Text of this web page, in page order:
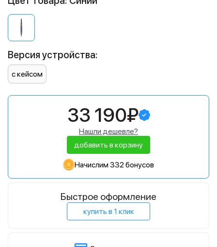
Версия устройства:
с кейсом
33 190₽
Нашли дешевле?
добавить в корзину
Начислим 332 бонусов
Быстрое оформление
купить в 1 клик